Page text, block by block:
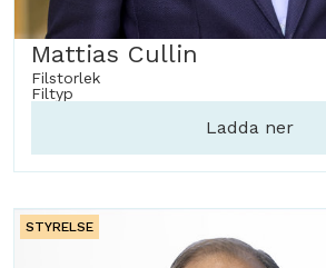
Mattias Cullin
Filstorlek
Filtyp
Ladda ner
STYRELSE